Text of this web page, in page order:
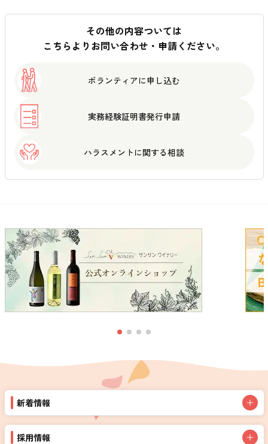
その他の内容ついては
こちらよりお問い合わせ・申請ください。
ボランティアに申し込む
実務経験証明書発行申請
ハラスメントに関する相談
新着情報
採用情報